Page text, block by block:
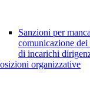
Sanzioni per
comunicazione
di incarichi
organizzative